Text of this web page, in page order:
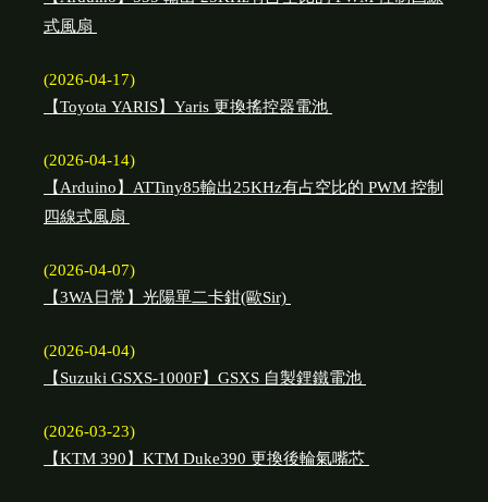
式風扇
(2026-04-17)
【Toyota YARIS】Yaris 更換搖控器電池
(2026-04-14)
【Arduino】ATTiny85輸出25KHz有占空比的 PWM 控制
四線式風扇
(2026-04-07)
【3WA日常】光陽單二卡鉗(歐Sir)
(2026-04-04)
【Suzuki GSXS-1000F】GSXS 自製鋰鐵電池
(2026-03-23)
【KTM 390】KTM Duke390 更換後輪氣嘴芯